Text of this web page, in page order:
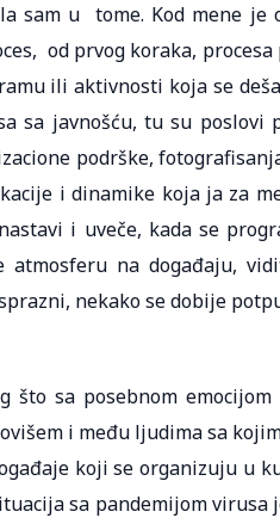
sam u tome. Kod mene je
od prvog koraka,
ili aktivnosti koja se
sa javnošću, tu su
podrške,
i dinamike koja ja za
i uveče, kada se
atmosferu na događaju,
nekako se dobije
što sa posebnom
i među ljudima sa
koji se organizuju u
sa pandemijom